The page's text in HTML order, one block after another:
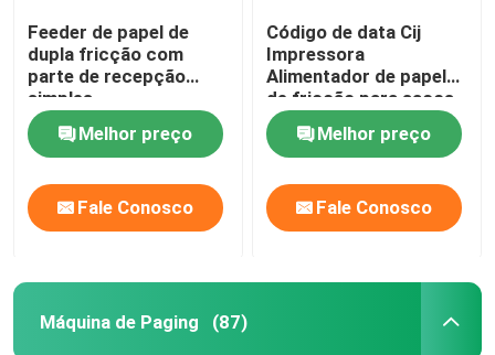
Feeder de papel de
dupla fricção com
parte de recepção
simples
Melhor preço
Fale Conosco
Código de data Cij
Impressora
Alimentador de papel
de fricção para sacos
de plástico Caixa de
papel Melhor preço
Fale Conosco
Máquina de Paging (87)